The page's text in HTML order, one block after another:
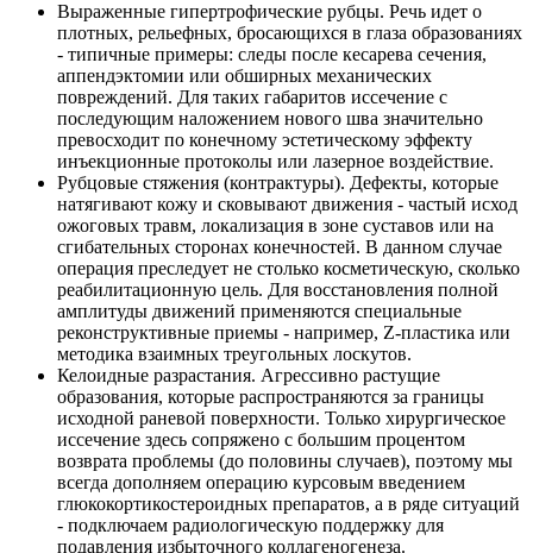
Выраженные гипертрофические рубцы. Речь идет о
плотных, рельефных, бросающихся в глаза образованиях
- типичные примеры: следы после кесарева сечения,
аппендэктомии или обширных механических
повреждений. Для таких габаритов иссечение с
последующим наложением нового шва значительно
превосходит по конечному эстетическому эффекту
инъекционные протоколы или лазерное воздействие.
Рубцовые стяжения (контрактуры). Дефекты, которые
натягивают кожу и сковывают движения - частый исход
ожоговых травм, локализация в зоне суставов или на
сгибательных сторонах конечностей. В данном случае
операция преследует не столько косметическую, сколько
реабилитационную цель. Для восстановления полной
амплитуды движений применяются специальные
реконструктивные приемы - например, Z-пластика или
методика взаимных треугольных лоскутов.
Келоидные разрастания. Агрессивно растущие
образования, которые распространяются за границы
исходной раневой поверхности. Только хирургическое
иссечение здесь сопряжено с большим процентом
возврата проблемы (до половины случаев), поэтому мы
всегда дополняем операцию курсовым введением
глюкокортикостероидных препаратов, а в ряде ситуаций
- подключаем радиологическую поддержку для
подавления избыточного коллагеногенеза.